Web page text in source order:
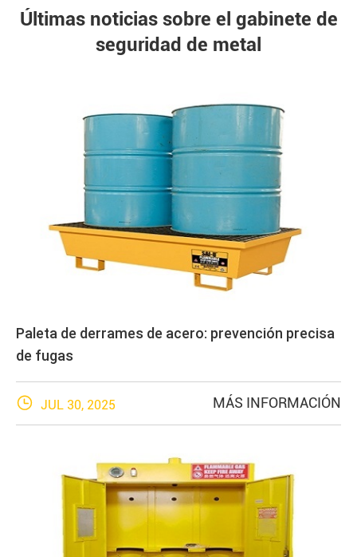
Últimas noticias sobre el gabinete de
seguridad de metal
Paleta de derrames de acero: prevención precisa
de fugas
 JUL 30, 2025 MÁS INFORMACIÓN